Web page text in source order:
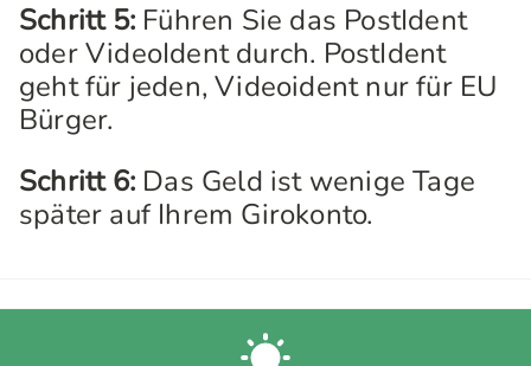
Schritt 5: Führen Sie das PostIdent
oder VideoIdent durch. PostIdent
geht für jeden, Videoident nur für EU
Bürger.
Schritt 6: Das Geld ist wenige Tage
später auf Ihrem Girokonto.